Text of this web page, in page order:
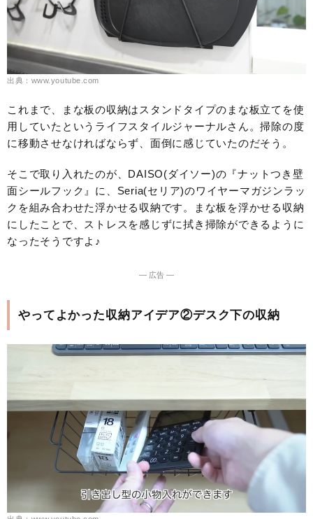
出典：www.youtube.com
これまで、まな板の収納はスタンドタイプのまな板立てを使
用していたというライフスタイルジャーナルさん。掃除の度
に移動させなければならず、面倒に感じていたのだそう。
そこで取り入れたのが、DAISO(ダイソー)の『ナットつき壁
面シールフック』に、Seria(セリア)のワイヤーマガジンラッ
クを組み合わせた浮かせる収納です。まな板を浮かせる収納
にしたことで、ストレスを感じずに拭き掃除ができるように
なったそうですよ♪
― 広告 ―
やってよかった収納アイデア②デスク下の収納